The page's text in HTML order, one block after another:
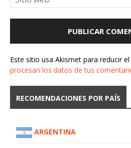
Este sitio usa Akismet para reducir el
procesan los datos de tus
RECOMENDACIONES POR PAÍS
ARGENTINA